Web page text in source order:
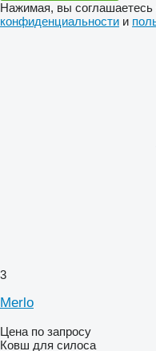
Нажимая, вы
конфиденциальности и
3
Merlo
Цена по запросу
Ковш для силоса